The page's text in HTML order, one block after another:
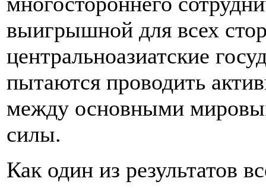
выигрышной для всех
центральноазиатские
пытаются проводить
между основными
силы.
Как один из результатов